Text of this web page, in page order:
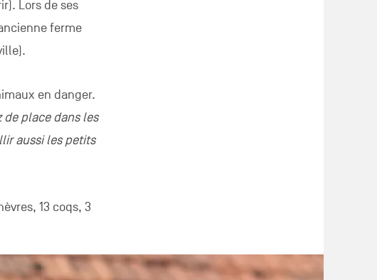
Lors de ses
ferme
en danger.
de place dans les
aussi les petits
13 coqs, 3